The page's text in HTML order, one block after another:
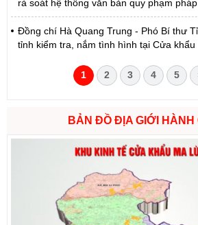
rà soát hệ thống văn bản quy phạm
Đồng chí Hà Quang Trung - Phó Bí thư
tỉnh kiểm tra, nắm tình hình tại Cửa khẩu
1 2 3 4 5
BẢN ĐỒ ĐỊA GIỚI HÀNH